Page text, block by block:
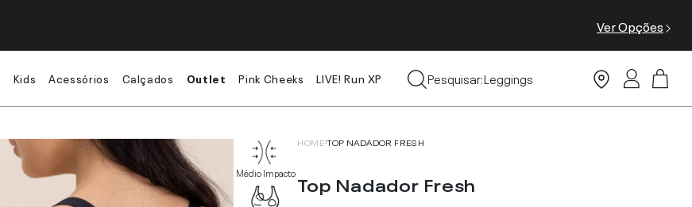
Ver Opções
Kids Acessórios Calçados Outlet Pink Cheeks LIVE! Run XP
Pesquisar:
Tops
Leggings
Médio Impacto
HOME TOP NADADOR FRESH
Top Nadador Fresh